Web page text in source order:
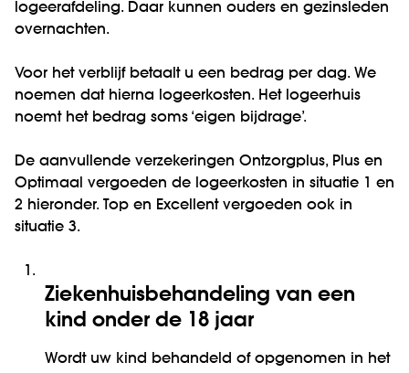
logeerafdeling. Daar kunnen ouders en gezinsleden
overnachten.
Voor het verblijf betaalt u een bedrag per dag. We
noemen dat hierna logeerkosten. Het logeerhuis
noemt het bedrag soms ‘eigen bijdrage’.
De aanvullende verzekeringen Ontzorgplus, Plus en
Optimaal vergoeden de logeerkosten in situatie 1 en
2 hieronder. Top en Excellent vergoeden ook in
situatie 3.
1.
Ziekenhuisbehandeling van een
kind onder de 18 jaar
Wordt uw kind behandeld of opgenomen in het